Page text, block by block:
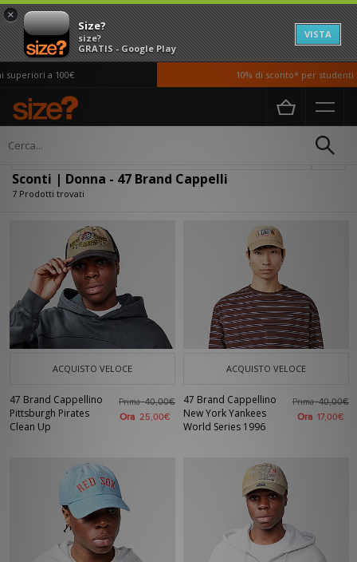
×
Size?
size?
GRATIS - Google Play
VISTA
a 100€ 10% di sconto* per studenti
Home Donna
Sconti | Donna - 47 Brand Cappelli
7 Prodotti trovati
ACQUISTO VELOCE
47 Brand Cappellino
Pittsburgh Pirates
Clean Up
Prima40,00€
Ora 25,00€
ACQUISTO VELOCE
47 Brand Cappellino
New York Yankees
World Series 1996
Prima40,00€
Ora 17,00€